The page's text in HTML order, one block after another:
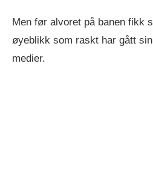
Men før alvoret på banen fikk
øyeblikk som raskt har gått
medier.